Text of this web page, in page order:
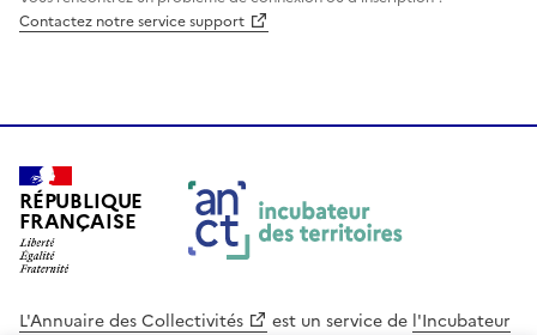
Contactez notre service support
RÉPUBLIQUE
FRANÇAISE
L'Annuaire des Collectivités est un service de l'Incubateur